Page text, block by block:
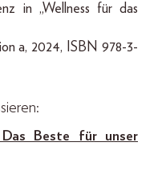
in „Wellness für das
a, 2024, ISBN 978-3-
Beste für unser